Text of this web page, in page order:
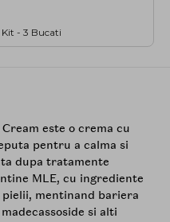
- 3 Bucati
este o crema cu
pentru a calma si
dupa tratamente
MLE, cu ingrediente
mentinand bariera
si alti